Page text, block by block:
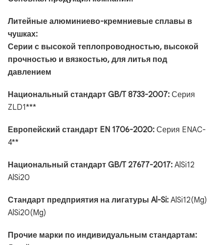
Литейные алюминиево-кремниевые сплавы в
чушках:
Серии с высокой теплопроводностью, высокой
прочностью и вязкостью, для литья под
давлением
Национальный стандарт GB/T 8733-2007: Серия
ZLD1***
Европейский стандарт EN 1706-2020: Серия ENAC-
4**
Национальный стандарт GB/T 27677-2017: AlSi12
AlSi20
Стандарт предприятия на лигатуры Al-Si: AlSi12(Mg)
AlSi20(Mg)
Прочие марки по индивидуальным стандартам: